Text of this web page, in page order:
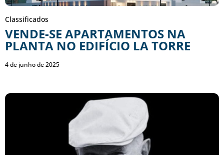
Classificados
VENDE-SE APARTAMENTOS NA
PLANTA NO EDIFÍCIO LA TORRE
4 de junho de 2025